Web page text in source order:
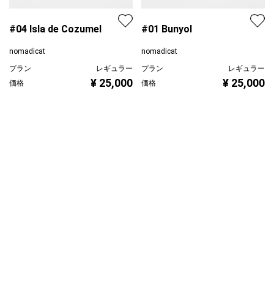
#04 Isla de Cozumel
nomadicat
プラン
レギュラー
価格
¥ 25,000
#01 Bunyol
nomadicat
プラン
レギュラー
価格
¥ 25,000